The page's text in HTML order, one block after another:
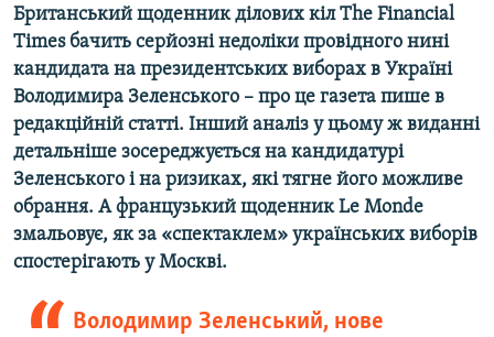
Усі сайти RFE/RL
Британський щоденник ділових кіл The Financial
Times бачить серйозні недоліки провідного нині
кандидата на президентських виборах в Україні
Володимира Зеленського – про це газета пише в
редакційній статті. Інший аналіз у цьому ж виданні
детальніше зосереджується на кандидатурі
Зеленського і на ризиках, які тягне його можливе
обрання. А французький щоденник Le Monde
змальовує, як за «спектаклем» українських виборів
спостерігають у Москві.
Володимир Зеленський, нове